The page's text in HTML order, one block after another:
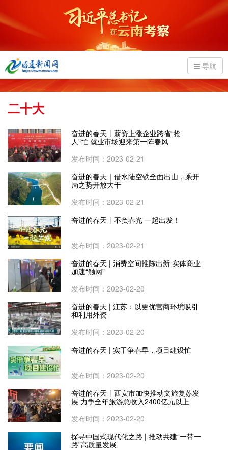
导航
二十大
奋进的春天丨薪资上涨企业跨省“抢
人”忙 就业市场迎来第一阵春风
发布时间：2023-02-21
奋进的春天｜借水陆空铁全面出山，乘开
局之势开放大干
发布时间：2023-02-21
奋进的春天丨不负春光 一起出发！
发布时间：2023-02-21
奋进的春天 | 消费空间推陈出新 实体商业
加速“触网”
发布时间：2023-02-20
奋进的春天 | 江苏：以更优营商环境吸引
和利用外资
发布时间：2023-02-20
奋进的春天 | 实干争春早，项目建设忙
发布时间：2023-02-20
奋进的春天丨西安市加快推动文旅复苏发
展 力争全年旅游总收入2400亿元以上
发布时间：2023-02-20
探寻中国式现代化之路 | 推动共建“一带一
路”高质量发展